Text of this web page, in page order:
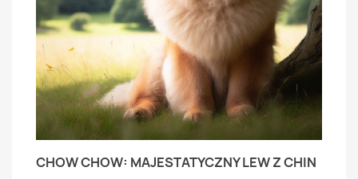
CHOW CHOW: MAJESTATYCZNY LEW Z CHIN